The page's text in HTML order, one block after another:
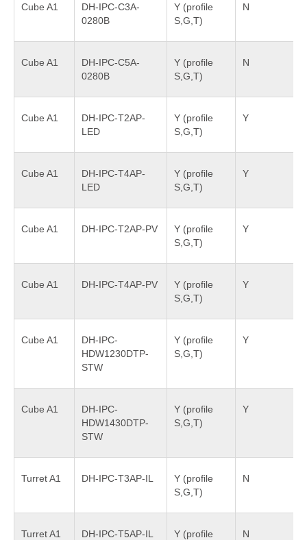
Cube A1
DH-IPC-C3A-
0280B
Y (profile
S,G,T)
N
Cube A1
DH-IPC-C5A-
0280B
Y (profile
S,G,T)
N
Cube A1
DH-IPC-T2AP-
LED
Y (profile
S,G,T)
Y
Cube A1
DH-IPC-T4AP-
LED
Y (profile
S,G,T)
Y
Cube A1 DH-IPC-T2AP-PV
Y (profile
S,G,T)
Y
Cube A1 DH-IPC-T4AP-PV
Y (profile
S,G,T)
Y
Cube A1
DH-IPC-
HDW1230DTP-
STW
Y (profile
S,G,T)
Y
Cube A1
DH-IPC-
HDW1430DTP-
STW
Y (profile
S,G,T)
Y
Turret A1 DH-IPC-T3AP-IL
Y (profile
S,G,T)
N
Turret A1 DH-IPC-T5AP-IL
Y (profile
N